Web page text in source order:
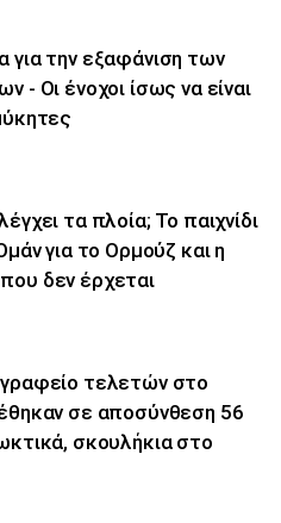
για την εξαφάνιση των
- Οι ένοχοι ίσως να είναι
τα πλοία; Το παιχνίδι
για το Ορμούζ και η
δεν έρχεται
τελετών στο
σε αποσύνθεση 56
σκουλήκια στο